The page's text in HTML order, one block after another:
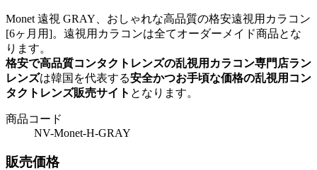
Monet 遠視 GRAY、おしゃれな高品質の格安遠視用カラコン
[6ヶ月用]。遠視用カラコンは全てオーダーメイド商品とな
ります。
格安で高品質コンタクトレンズの乱視用カラコン専門店ラン
レンズは韓国を代表する安全かつお手頃な価格の乱視用コン
タクトレンズ販売サイト となります。
商品コード
NV-Monet-H-GRAY
販売価格